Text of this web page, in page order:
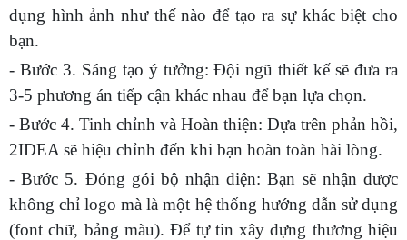
dụng hình ảnh như thế nào để tạo ra sự khác biệt cho
bạn.
- Bước 3. Sáng tạo ý tưởng: Đội ngũ thiết kế sẽ đưa ra
3-5 phương án tiếp cận khác nhau để bạn lựa chọn.
- Bước 4. Tinh chỉnh và Hoàn thiện: Dựa trên phản hồi,
2IDEA sẽ hiệu chỉnh đến khi bạn hoàn toàn hài lòng.
- Bước 5. Đóng gói bộ nhận diện: Bạn sẽ nhận được
không chỉ logo mà là một hệ thống hướng dẫn sử dụng
(font chữ, bảng màu). Để tự tin xây dựng thương hiệu